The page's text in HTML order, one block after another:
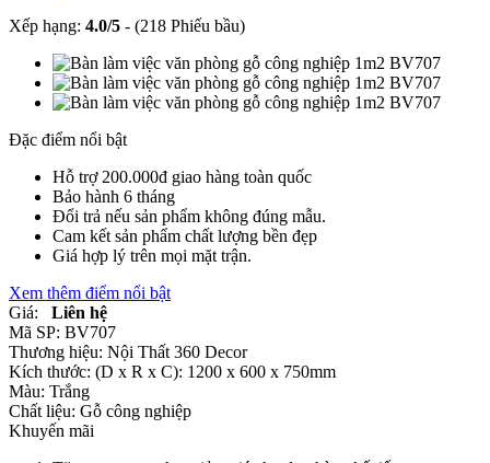
Xếp hạng: 4.0/5 - (218 Phiếu bầu)
Đặc điểm nổi bật
Hỗ trợ 200.000đ giao hàng toàn quốc
Bảo hành 6 tháng
Đổi trả nếu sản phẩm không đúng mẫu.
Cam kết sản phẩm chất lượng bền đẹp
Giá hợp lý trên mọi mặt trận.
Xem thêm điểm nổi bật
Giá:
Liên hệ
Mã SP: BV707
Thương hiệu: Nội Thất 360 Decor
Kích thước: (D x R x C): 1200 x 600 x 750mm
Màu: Trắng
Chất liệu: Gỗ công nghiệp
Khuyến mãi